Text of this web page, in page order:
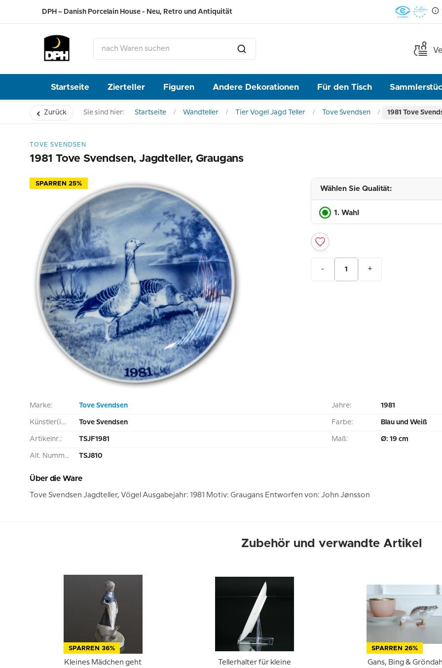
DPH – Danish Porcelain House - Neu, Retro und Antiquität
Startseite Zierteller Figuren Andere Dekorationen Für den Tisch
Zurück Sie sind hier: Startseite Wandteller Tier Vogel Jagd Teller Tove Svendsen 1981 Tove
TOVE SVENDSEN
1981 Tove Svendsen, Jagdteller, Graugans
SPARREN 25%
Wählen Sie Qualität:
1. Wahl
- +
Marke: Tove Svendsen
Künstler(in): Tove Svendsen
Artikelnr.: TSJF1981
Alt. Nummer: TSJ810
Jahre: 1981
Farbe: Blau und Weiß
Maß: Ø: 19 cm
Über die Ware
Tove Svendsen Jagdteller, Vögel Ausgabejahr: 1981 Motiv: Graugans Entworfen von: John Jønsson
Zubehör und verwandte Artikel
SPARREN 36%
Kleines Mädchen geht
Tellerhalter für kleine
SPARREN 26%
Gans, Bing &